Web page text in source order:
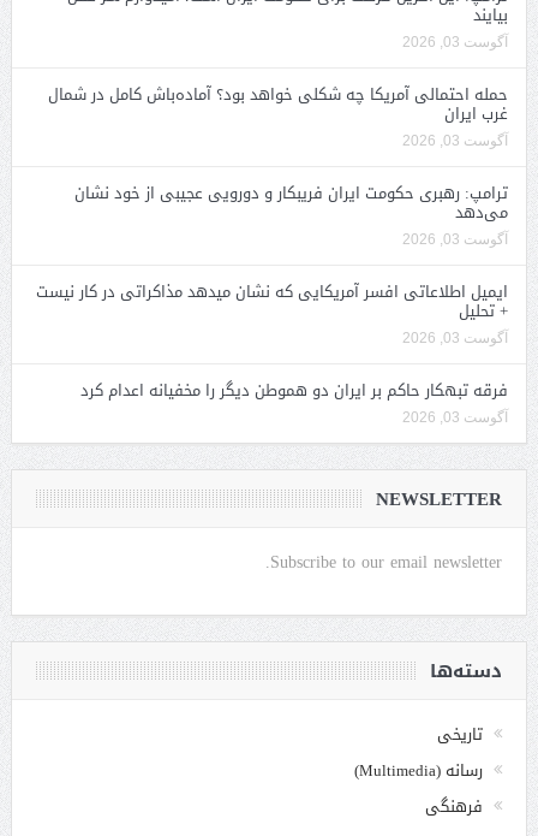
بیایند
آگوست 03, 2026
حمله احتمالی آمریکا چه شکلی خواهد بود؟ آماده‌باش کامل در شمال
غرب ایران
آگوست 03, 2026
ترامپ: رهبری حکومت ایران فریبکار و دورویی عجیبی از خود نشان
می‌دهد
آگوست 03, 2026
ایمیل اطلاعاتی افسر آمریکایی که نشان میدهد مذاکراتی در کار نیست
+ تحلیل
آگوست 03, 2026
فرقه تبهکار حاکم بر ایران دو هموطن دیگر را مخفیانه اعدام کرد
آگوست 03, 2026
NEWSLETTER
Subscribe to our email newsletter.
دسته‌ها
تاریخی
رسانه (Multimedia)
فرهنگی